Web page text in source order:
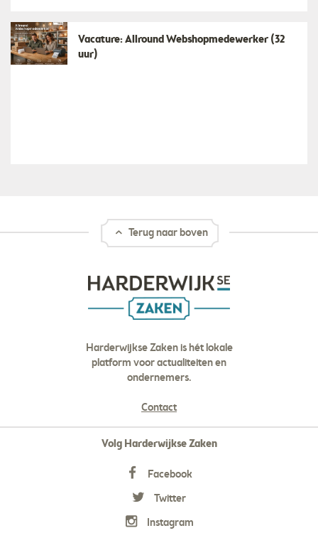
Vacature: Allround Webshopmedewerker (32
uur)
Terug naar boven
Harderwijkse Zaken is hét lokale
platform voor actualiteiten en
ondernemers.
Contact
Volg Harderwijkse Zaken
Facebook
Twitter
Instagram